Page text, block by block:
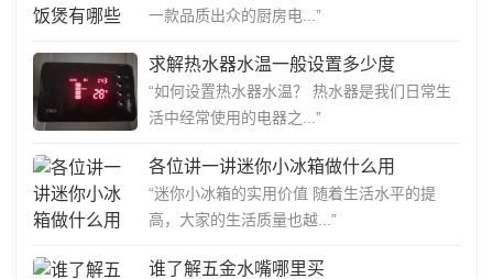
一款品质出众的厨房电...”
求解热水器水温一般设置多少度
“如何设置热水器水温？ 热水器是我们日常生
活中经常使用的电器之...”
各位讲一讲迷你小冰箱做什么用
“迷你小冰箱的实用价值 随着生活水平的提
高，大家的生活质量也越...”
谁了解五金水嘴哪里买